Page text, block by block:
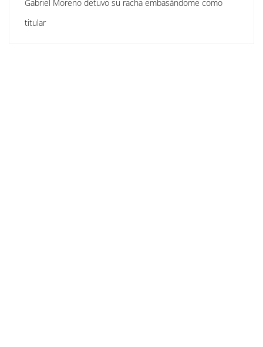
Gabriel Moreno detuvo su racha embasándome como
titular